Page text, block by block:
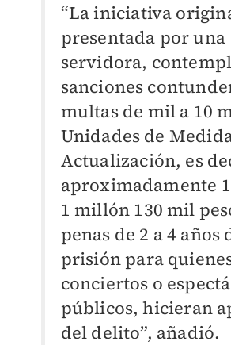
“La iniciativa
presentada por una
servidora,
sanciones
multas de mil a 10
Unidades de
Actualización, es
aproximadamente
1 millón 130 mil
penas de 2 a 4 años
prisión para
conciertos o
públicos, hicieran
del delito”, añadió.